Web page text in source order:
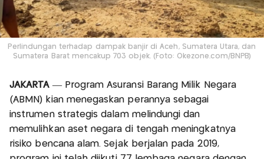
Perlindungan terhadap dampak banjir di Aceh, Sumatera Utara, dan
Sumatera Barat mencakup 703 objek. (Foto: Okezone.com/BNPB)
JAKARTA— Program Asuransi Barang Milik Negara
(ABMN) kian menegaskan perannya sebagai
instrumen strategis dalam melindungi dan
memulihkan aset negara di tengah meningkatnya
risiko bencana alam. Sejak berjalan pada 2019,